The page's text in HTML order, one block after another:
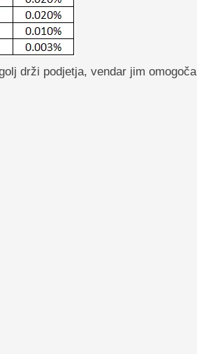
drži podjetja, vendar jim omogoča